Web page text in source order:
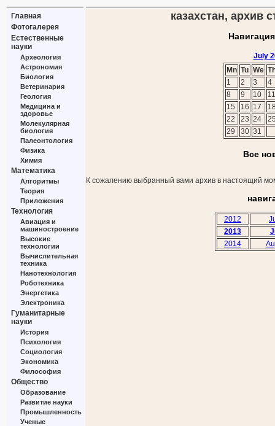
Главная
Фотогалерея
Естественные
науки
Археология
Астрономия
Биология
Ветеринария
Геология
Медицина и
здоровье
Молекулярная
биология
Палеонтология
Физика
Химия
Математика
Алгоритмы
Теория
Приложения
Технология
Авиация и
машиностроение
Высокие
технологии
Вычислительная
техника
Нанотехнология
Роботехника
Энергетика
Электроника
Гуманитарные
науки
История
Психология
Социология
Экономика
Философия
Общество
Образование
Развитие науки
Промышленность
Ученые
казахстан, архив
July
Mn Tu We
1
2 3
4
8
9 10
11
15
16 17
22
23 24
29
30 31
Все
К сожалению выбранный вами архив в настоящий
2012
2013
2014